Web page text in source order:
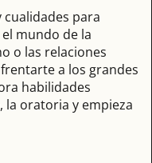
cualidades para
mundo de la
o las relaciones
a los grandes
habilidades
la oratoria y empieza